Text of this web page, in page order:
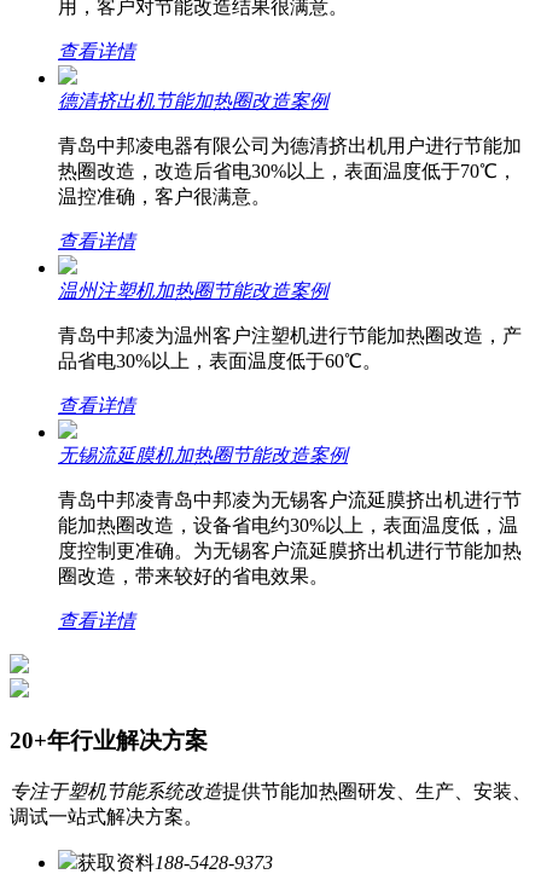
用，客户对节能改造结果很满意。
查看详情
德清挤出机节能加热圈改造案例
青岛中邦凌电器有限公司为德清挤出机用户进行节能加
热圈改造，改造后省电30%以上，表面温度低于70℃，
温控准确，客户很满意。
查看详情
温州注塑机加热圈节能改造案例
青岛中邦凌为温州客户注塑机进行节能加热圈改造，产
品省电30%以上，表面温度低于60℃。
查看详情
无锡流延膜机加热圈节能改造案例
青岛中邦凌青岛中邦凌为无锡客户流延膜挤出机进行节
能加热圈改造，设备省电约30%以上，表面温度低，温
度控制更准确。为无锡客户流延膜挤出机进行节能加热
圈改造，带来较好的省电效果。
查看详情
20+年行业解决方案
专注于塑机节能系统改造提供节能加热圈研发、生产、安装、
调试一站式解决方案。
获取资料188-5428-9373